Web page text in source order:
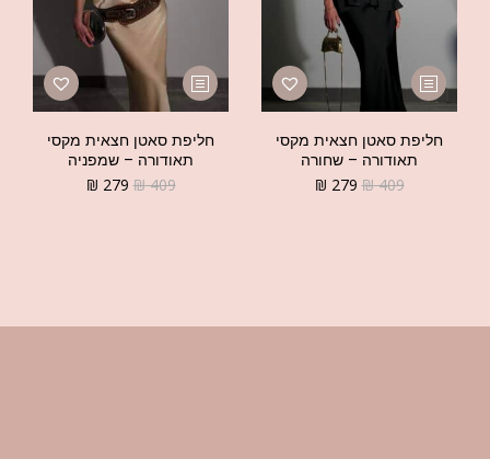
חליפת סאטן חצאית מקסי
תאודורה – שחורה
₪409
₪ 279
חליפת סאטן חצאית מקסי
תאודורה – שמפניה
₪409
₪ 279